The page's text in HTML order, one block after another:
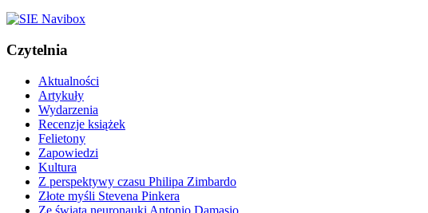
Czytelnia
Aktualności
Artykuły
Wydarzenia
Recenzje książek
Felietony
Zapowiedzi
Kultura
Z perspektywy czasu Philipa Zimbardo
Złote myśli Stevena Pinkera
Ze świata neuronauki Antonio Damasio